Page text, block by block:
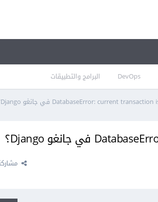
DevOps البرامج والتطبيقات